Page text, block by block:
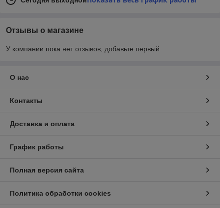
Отзывы о магазине
У компании пока нет отзывов, добавьте первый
О нас
Контакты
Доставка и оплата
График работы
Полная версия сайта
Политика обработки cookies